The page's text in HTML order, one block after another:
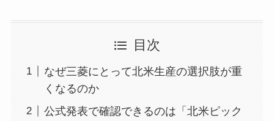
目次
なぜ三菱にとって北米生産の選択肢が重
くなるのか
公式発表で確認できるのは「北米ピック